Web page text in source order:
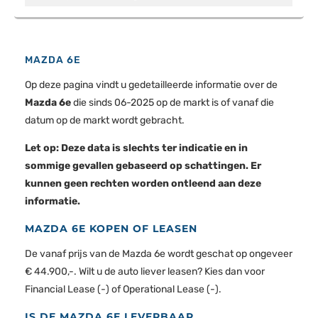
MAZDA 6E
Op deze pagina vindt u gedetailleerde informatie over de
Mazda 6edie sinds 06-2025 op de markt is of vanaf die
datum op de markt wordt gebracht.
Let op: Deze data is slechts ter indicatie en in
sommige gevallen gebaseerd op schattingen. Er
kunnen geen rechten worden ontleend aan deze
informatie.
MAZDA 6E KOPEN OF LEASEN
De vanaf prijs van de Mazda 6e wordt geschat op ongeveer
€ 44.900,-. Wilt u de auto liever leasen? Kies dan voor
Financial Lease (-) of Operational Lease (-).